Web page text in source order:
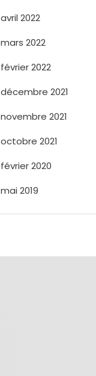
avril 2022
mars 2022
février 2022
décembre 2021
novembre 2021
octobre 2021
février 2020
mai 2019